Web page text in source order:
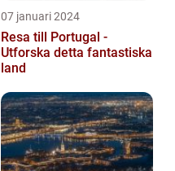
07 januari 2024
Resa till Portugal -
Utforska detta fantastiska
land